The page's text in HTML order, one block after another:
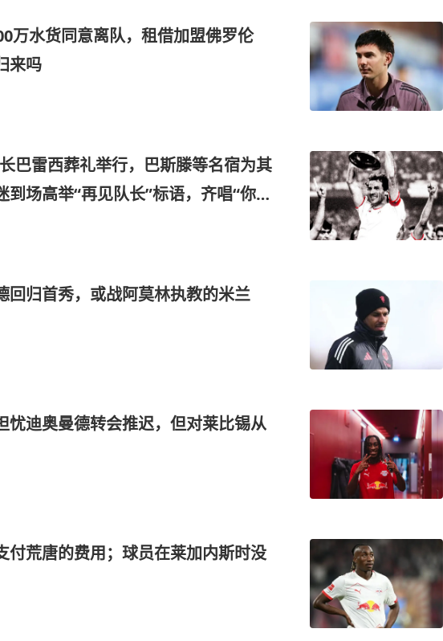
万水货同意离队，租借加盟佛罗伦
来吗
巴雷西葬礼举行，巴斯滕等名宿为其
到场高举“再见队长”标语，齐唱“你永
回归首秀，或战阿莫林执教的米兰
忧迪奥曼德转会推迟，但对莱比锡从
付荒唐的费用；球员在莱加内斯时没